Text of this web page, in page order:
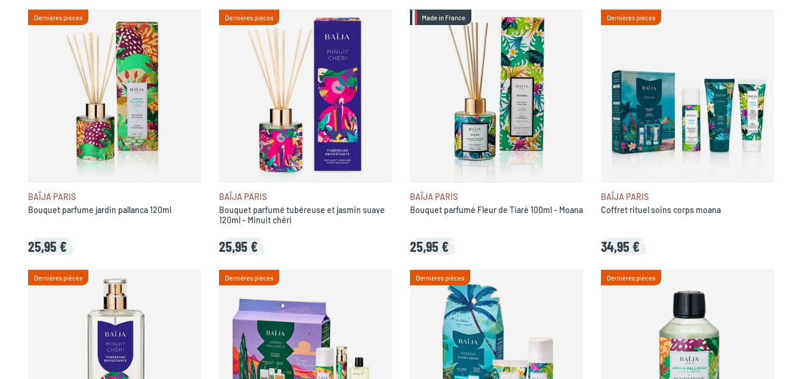
Dernières pièces
BAÏJA PARIS
Bouquet parfume jardin pallanca 120ml
25,95 €
Dernières pièces
BAÏJA PARIS
Bouquet parfumé tubéreuse et jasmin suave
120ml - Minuit chéri
25,95 €
Made in France
BAÏJA PARIS
Bouquet parfumé Fleur de Tiaré 100ml - Moana
25,95 €
Dernières pièces
BAÏJA PARIS
Coffret rituel soins corps moana
34,95 €
Dernières pièces Dernières pièces Dernières pièces Dernières pièces